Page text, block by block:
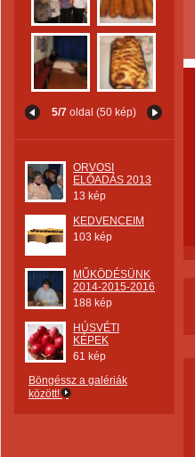
5/7 oldal (50 kép)
ORVOSI
ELŐADÁS 2013
13 kép
KEDVENCEIM
103 kép
MŰKÖDÉSÜNK
2014-2015-2016
188 kép
HÚSVÉTI
KÉPEK
61 kép
Böngéssz a galériák
között!